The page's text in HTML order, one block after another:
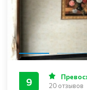
9 20 отзывов